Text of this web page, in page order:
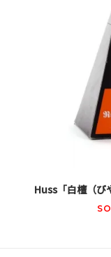
Huss「白檀（び